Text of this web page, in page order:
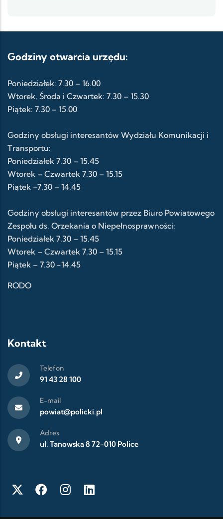
Godziny otwarcia urzędu:
Poniedziałek: 7.30 – 16.00
Wtorek, Środa i Czwartek: 7.30 – 15.30
Piątek: 7.30 – 15.00
Godziny obsługi interesantów Wydziału Komunikacji i
Transportu:
Poniedziałek 7.30 – 15.45
Wtorek – Czwartek 7.30 – 15.15
Piątek –7.30 – 14.45
Godziny obsługi interesantów przez Biuro Powiatowego
Zespołu ds. Orzekania o Niepełnosprawności:
Poniedziałek 7.30 – 15.45
Wtorek – Czwartek 7.30 – 15.15
Piątek – 7.30 -14.45
RODO
Kontakt
Telefon
91 43 28 100
E-mail
powiat@policki.pl
Adres
ul. Tanowska 8 72-010 Police